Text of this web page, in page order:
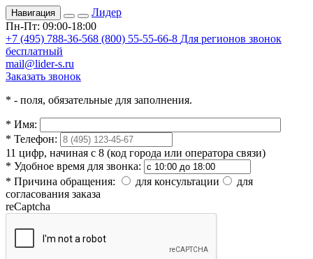
Навигация
Лидер
Пн-Пт: 09:00-18:00
+7 (495) 788-36-568 (800) 55-55-66-8 Для регионов звонок
бесплатный
mail@lider-s.ru
Заказать звонок
* - поля, обязательные для заполнения.
* Имя:
* Телефон:
11 цифр, начиная с 8 (код города или оператора связи)
* Удобное время для звонка:
* Причина обращения: для консультации
для
согласования заказа
reCaptcha